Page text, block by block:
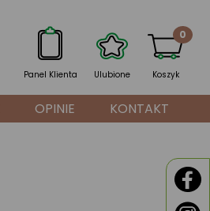
Panel Klienta Ulubione Koszyk
0
OPINIE KONTAKT